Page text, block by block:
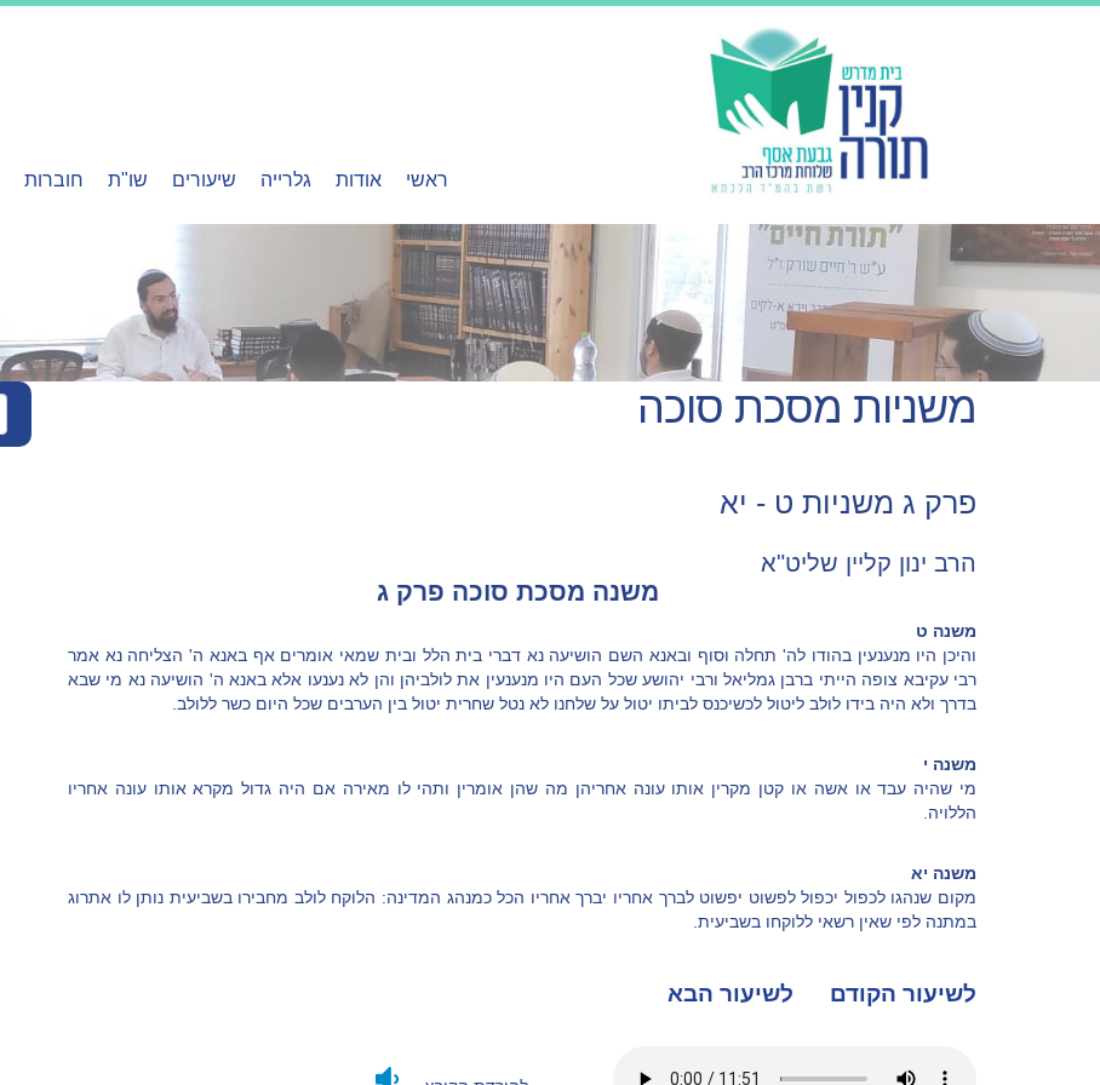
ראשי אודות גלרייה שיעורים שו"ת חוברות
משניות מסכת סוכה
פרק ג משניות ט - יא
הרב ינון קליין שליט"א
משנה מסכת סוכה פרק ג
משנה ט
והיכן היו מנענעין בהודו לה' תחלה וסוף ובאנא השם הושיעה נא דברי בית הלל ובית שמאי אומרים אף באנא ה' הצליחה נא אמר
רבי עקיבא צופה הייתי ברבן גמליאל ורבי יהושע שכל העם היו מנענעין את לולביהן והן לא נענעו אלא באנא ה' הושיעה נא מי שבא
בדרך ולא היה בידו לולב ליטול לכשיכנס לביתו יטול על שלחנו לא נטל שחרית יטול בין הערבים שכל היום כשר ללולב.
משנה י
מי שהיה עבד או אשה או קטן מקרין אותו עונה אחריהן מה שהן אומרין ותהי לו מאירה אם היה גדול מקרא אותו עונה אחריו
הללויה.
משנה יא
מקום שנהגו לכפול יכפול לפשוט יפשוט לברך אחריו יברך אחריו הכל כמנהג המדינה: הלוקח לולב מחבירו בשביעית נותן לו אתרוג
במתנה לפי שאין רשאי ללוקחו בשביעית.
לשיעור הקודם לשיעור הבא